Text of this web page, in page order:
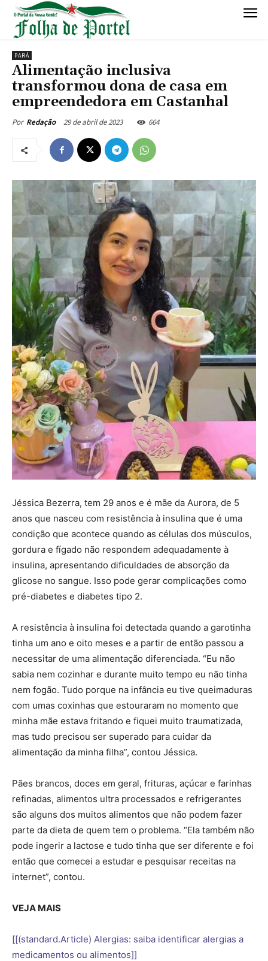
PARÁ
Alimentação inclusiva
transformou dona de casa em
empreendedora em Castanhal
Por Redação 29 de abril de 2023 664
Jéssica Bezerra, tem 29 anos e é mãe da Aurora, de 5
anos que nasceu com resistência à insulina que é uma
condição que acontece quando as células dos músculos,
gordura e fígado não respondem adequadamente à
insulina, apresentando dificuldades de absorção da
glicose no sangue. Isso pode gerar complicações como
pré-diabetes e diabetes tipo 2.
A resistência à insulina foi detectada quando a garotinha
tinha um ano e oito meses e a partir de então passou a
necessitar de uma alimentação diferenciada. “Eu não
sabia nem cozinhar e durante muito tempo eu não tinha
nem fogão. Tudo porque na infância eu tive queimaduras
com umas coxinhas que estouraram no momento que
minha mãe estava fritando e fiquei muito traumatizada,
mas tudo precisou ser superado para cuidar da
alimentação da minha filha”, contou Jéssica.
Pães brancos, doces em geral, frituras, açúcar e farinhas
refinadas, alimentos ultra processados e refrigerantes
são alguns dos muitos alimentos que não podem fazer
parte da dieta de quem tem o problema. “Ela também não
pode ingerir a lactose e tudo tinha que ser diferente e foi
então que comecei a estudar e pesquisar receitas na
internet”, contou.
VEJA MAIS
[[(standard.Article) Alergias: saiba identificar alergias a
medicamentos ou alimentos]]